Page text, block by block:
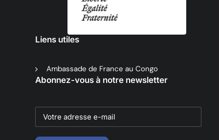
Liens utiles
Ambassade de France au Congo
Abonnez-vous à notre newsletter